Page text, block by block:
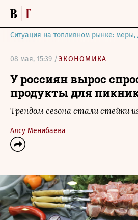
Ситуация на топливном рынке: меры,
08 мая, 15:39 /ЭКОНОМИКА
У россиян вырос
продукты для
Трендом сезона стали стейки
Алсу Менибаева